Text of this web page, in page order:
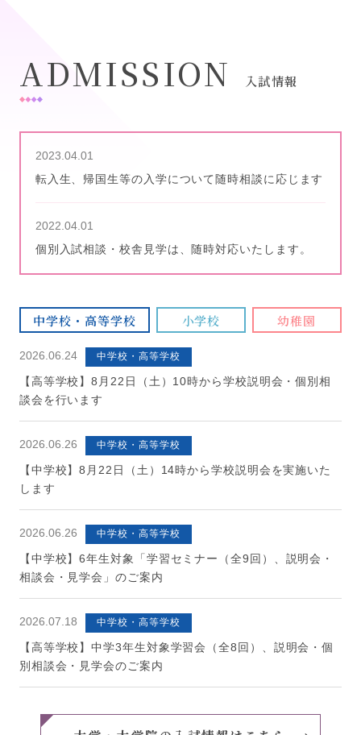
ADMISSION 入試情報
2023.04.01
転入生、帰国生等の入学について随時相談に応じます
2022.04.01
個別入試相談・校舎見学は、随時対応いたします。
中学校・高等学校 小学校 幼稚園
2026.06.24 中学校・高等学校
【高等学校】8月22日（土）10時から学校説明会・個別相
談会を行います
2026.06.26 中学校・高等学校
【中学校】8月22日（土）14時から学校説明会を実施いた
します
2026.06.26 中学校・高等学校
【中学校】6年生対象「学習セミナー（全9回）、説明会・
相談会・見学会」のご案内
2026.07.18 中学校・高等学校
【高等学校】中学3年生対象学習会（全8回）、説明会・個
別相談会・見学会のご案内